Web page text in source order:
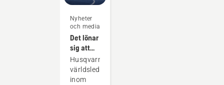
Nyheter
och media
Det lönar
sig att
vara
proffs på
gräs
Husqvarna,
världsledande
inom